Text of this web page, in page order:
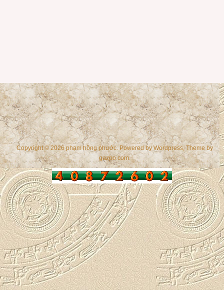
Copyright © 2026 phạm hồng phước. Powered byWordpress, Theme by
gazpo.com.